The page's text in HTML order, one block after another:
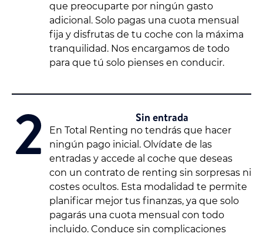
que preocuparte por ningún gasto
adicional. Solo pagas una cuota mensual
fija y disfrutas de tu coche con la máxima
tranquilidad. Nos encargamos de todo
para que tú solo pienses en conducir.
2 Sin entrada
En Total Renting no tendrás que hacer
ningún pago inicial. Olvídate de las
entradas y accede al coche que deseas
con un contrato de renting sin sorpresas ni
costes ocultos. Esta modalidad te permite
planificar mejor tus finanzas, ya que solo
pagarás una cuota mensual con todo
incluido. Conduce sin complicaciones